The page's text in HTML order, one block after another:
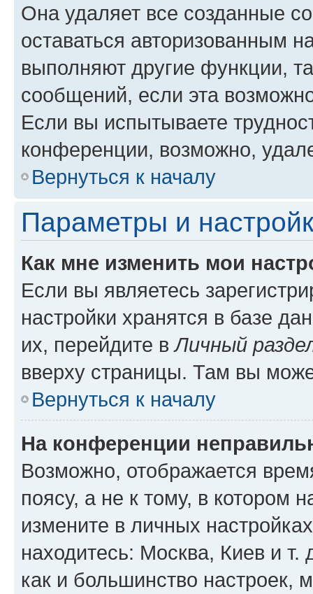
Она удаляет все созданные
оставаться авторизованным
выполняют другие функции,
сообщений, если эта
Если вы испытываете
конференции, возможно,
Вернуться к началу
Параметры и
Как мне изменить мои
Если вы являетесь
настройки хранятся в базе
их, перейдите вЛичный
вверху страницы. Там вы
Вернуться к началу
На конференции
Возможно, отображается
поясу, а не к тому, в котором
измените в личных
находитесь: Москва, Киев и т.
как и большинство настроек,